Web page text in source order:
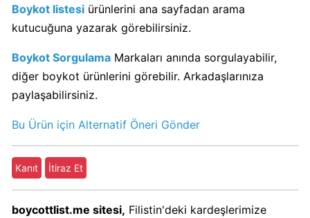
Kimin
Sahibi
Knorr
Boykot
mu?
Kimin
Sahibi
Kim?
Boykot listesi ürünlerini ana sayfadan arama
kutucuğuna yazarak görebilirsiniz.
Boykot Sorgulama Markaları anında sorgulayabilir,
diğer boykot ürünlerini görebilir. Arkadaşlarınıza
paylaşabilirsiniz.
Bu Ürün için Alternatif Öneri Gönder
Kanıt İtiraz Et
boycottlist.me sitesi, Filistin'deki kardeşlerimize